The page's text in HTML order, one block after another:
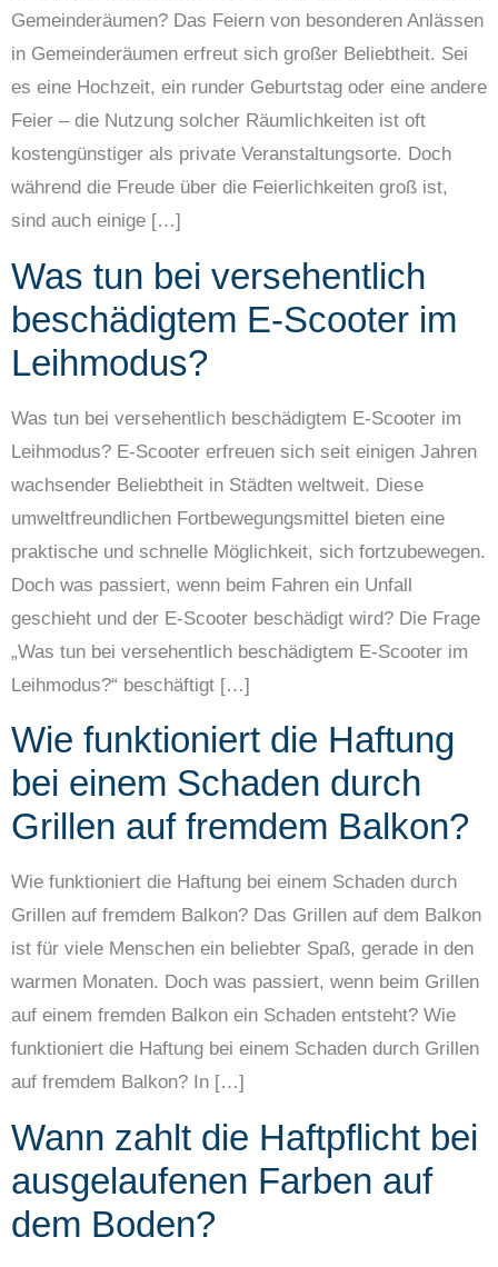
Gemeinderäumen? Das Feiern von besonderen Anlässen
in Gemeinderäumen erfreut sich großer Beliebtheit. Sei
es eine Hochzeit, ein runder Geburtstag oder eine andere
Feier – die Nutzung solcher Räumlichkeiten ist oft
kostengünstiger als private Veranstaltungsorte. Doch
während die Freude über die Feierlichkeiten groß ist,
sind auch einige […]
Was tun bei versehentlich
beschädigtem E-Scooter im
Leihmodus?
Was tun bei versehentlich beschädigtem E-Scooter im
Leihmodus? E-Scooter erfreuen sich seit einigen Jahren
wachsender Beliebtheit in Städten weltweit. Diese
umweltfreundlichen Fortbewegungsmittel bieten eine
praktische und schnelle Möglichkeit, sich fortzubewegen.
Doch was passiert, wenn beim Fahren ein Unfall
geschieht und der E-Scooter beschädigt wird? Die Frage
„Was tun bei versehentlich beschädigtem E-Scooter im
Leihmodus?“ beschäftigt […]
Wie funktioniert die Haftung
bei einem Schaden durch
Grillen auf fremdem Balkon?
Wie funktioniert die Haftung bei einem Schaden durch
Grillen auf fremdem Balkon? Das Grillen auf dem Balkon
ist für viele Menschen ein beliebter Spaß, gerade in den
warmen Monaten. Doch was passiert, wenn beim Grillen
auf einem fremden Balkon ein Schaden entsteht? Wie
funktioniert die Haftung bei einem Schaden durch Grillen
auf fremdem Balkon? In […]
Wann zahlt die Haftpflicht bei
ausgelaufenen Farben auf
dem Boden?